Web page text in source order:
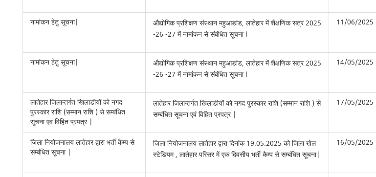
नामांकन हेतु सूचना|
औद्योगिक प्रशिक्षण संस्थान महुआडांड, लातेहार में शैक्षणिक सत्र 2025
-26 -27 में नामांकन से संबंधित सूचना l
11/06/2025
नामांकन हेतु सूचना|
औद्योगिक प्रशिक्षण संस्थान महुआडांड, लातेहार में शैक्षणिक सत्र 2025
-26 -27 में नामांकन से संबंधित सूचना l
14/05/2025
लातेहार जिलान्तर्गत खिलाडीयों को नगद
पुरस्कार राशि (सम्मान राशि ) से सम्बंधित
सूचना एवं विहित प्रपत्र |
लातेहार जिलान्तर्गत खिलाडीयों को नगद पुरस्कार राशि (सम्मान राशि ) से
सम्बंधित सूचना एवं विहित प्रपत्र |
17/05/2025
जिला नियोजनालय लातेहार द्वारा भर्ती कैम्प से
सम्बंधित सूचना |
जिला नियोजनालय लातेहार द्वारा दिनांक 19.05.2025 को जिला खेल
स्टेडियम , लातेहार परिसर में एक दिवसीय भर्ती कैम्प से सम्बंधित सूचना|
16/05/2025